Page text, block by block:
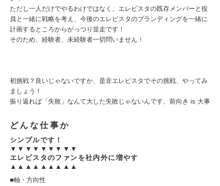
ただし一人だけでやるわけではなく、エレビスタの既存メンバーと役
員と一緒に戦略を考え、今後のエレビスタのブランディングを一緒に
計画するところからがっつり並走です！
そのため、経験者、未経験者一切問いません！
初挑戦？良いじゃないですか、是非エレビスタでその挑戦、やってみ
ましょう！
振り返れば「失敗」なんて大した失敗じゃないんです、前向き is 大事
どんな仕事か
シンプルです！
▼▼▼▼▼▼▼▼▼
エレビスタのファンを社内外に増やす
▲▲▲▲▲▲▲▲▲
■軸・方向性